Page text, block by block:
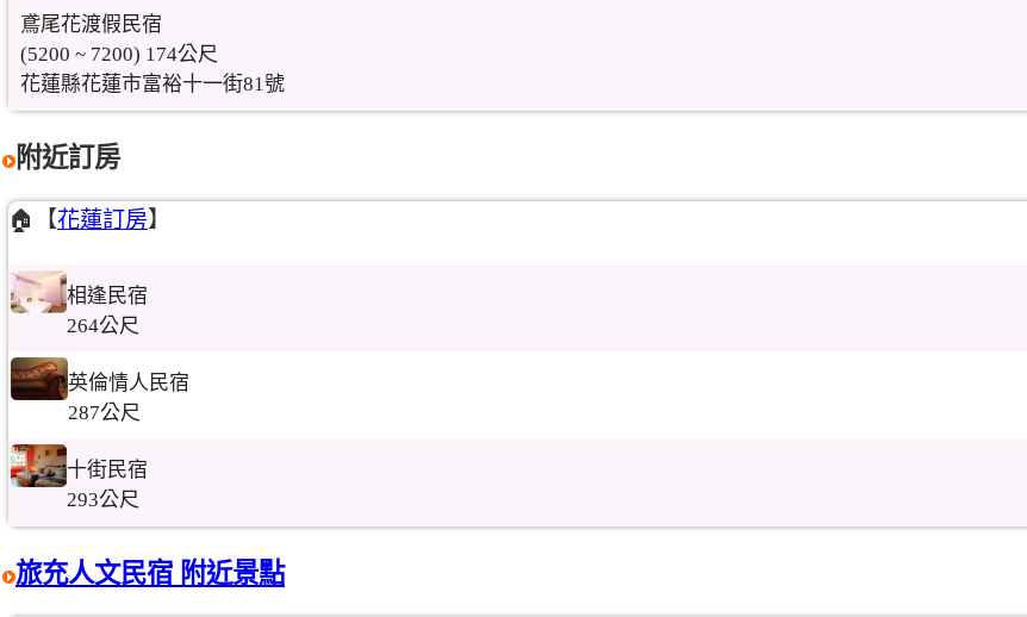
鳶尾花渡假民宿
(5200 ~ 7200) 174公尺
花蓮縣花蓮市富裕十一街81號
附近訂房
🏠【花蓮訂房】
相逢民宿
264公尺
英倫情人民宿
287公尺
十街民宿
293公尺
旅充人文民宿 附近景點